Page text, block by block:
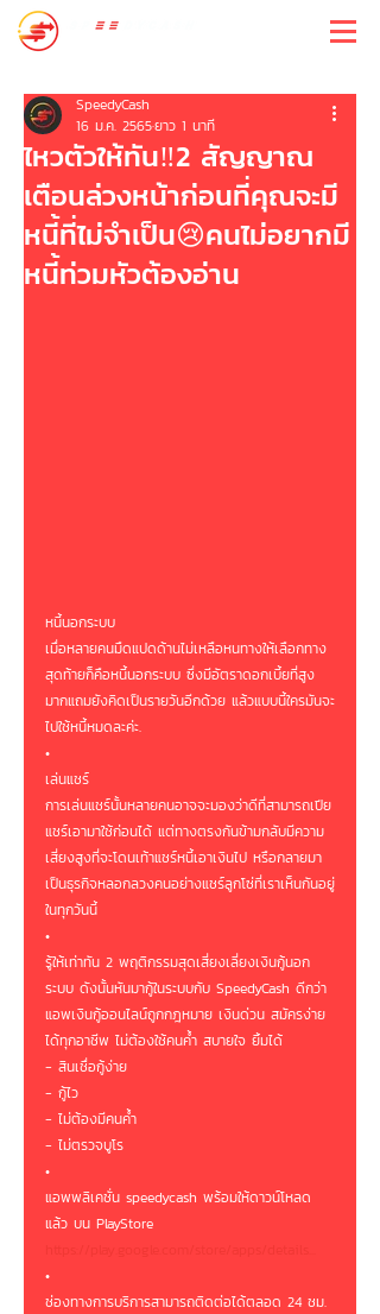
ไหวตัวให้ทัน‼️2 สัญญาณ
เตือนล่วงหน้าก่อนที่คุณจะมี
หนี้ที่ไม่จำเป็น😢คนไม่อยากมี
หนี้ท่วมหัวต้องอ่าน
SpeedyCash
16 ม.ค. 2565ยาว 1 นาที
หนี้นอกระบบ
เมื่อหลายคนมืดแปดด้านไม่เหลือหนทางให้เลือกทาง
สุดท้ายก็คือหนี้นอกระบบ ซึ่งมีอัตราดอกเบี้ยที่สูง
มากแถมยังคิดเป็นรายวันอีกด้วย แล้วแบบนี้ใครมันจะ
ไปใช้หนี้หมดละค่ะ.
•
เล่นแชร์
การเล่นแชร์นั้นหลายคนอาจจะมองว่าดีที่สามารถเปีย
แชร์เอามาใช้ก่อนได้ แต่ทางตรงกันข้ามกลับมีความ
เสี่ยงสูงที่จะโดนเท้าแชร์หนี้เอาเงินไป หรือกลายมา
เป็นธุรกิจหลอกลวงคนอย่างแชร์ลูกโซ่ที่เราเห็นกันอยู่
ในทุกวันนี้
•
รู้ให้เท่าทัน 2 พฤติกรรมสุดเสี่ยงเลี่ยงเงินกู้นอก
ระบบ ดังนั้นหันมากู้ในระบบกับ SpeedyCash ดีกว่า
แอพเงินกู้ออนไลน์ถูกกฎหมาย เงินด่วน สมัครง่าย
ได้ทุกอาชีพ ไม่ต้องใช้คนค้ำ สบายใจ ยิ้มได้
- สินเชื่อกู้ง่าย
- กู้ไว
- ไม่ต้องมีคนค้ำ
- ไม่ตรวจบูโร
•
แอพพลิเคชั่น speedycash พร้อมให้ดาวน์โหลด
แล้ว บน PlayStore
•
ช่องทางการบริการสามารถติดต่อได้ตลอด 24 ชม.